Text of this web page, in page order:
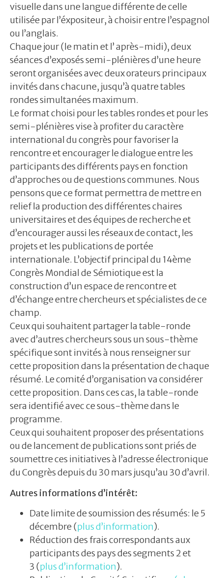
visuelle dans une langue différente de celle
utilisée par l’éxpositeur, à choisir entre l’espagnol
ou l’anglais.
Chaque jour (le matin et l’ après-midi), deux
séances d’exposés semi-plénières d’une heure
seront organisées avec deux orateurs principaux
invités dans chacune, jusqu’à quatre tables
rondes simultanées maximum.
Le format choisi pour les tables rondes et pour les
semi-plénières vise à profiter du caractère
international du congrès pour favoriser la
rencontre et encourager le dialogue entre les
participants des différents pays en fonction
d’approches ou de questions communes. Nous
pensons que ce format permettra de mettre en
relief la production des différentes chaires
universitaires et des équipes de recherche et
d’encourager aussi les réseaux de contact, les
projets et les publications de portée
internationale. L’objectif principal du 14ème
Congrès Mondial de Sémiotique est la
construction d’un espace de rencontre et
d’échange entre chercheurs et spécialistes de ce
champ.
Ceux qui souhaitent partager la table-ronde
avec d’autres chercheurs sous un sous-thème
spécifique sont invités à nous renseigner sur
cette proposition dans la présentation de chaque
résumé. Le comité d’organisation va considérer
cette proposition. Dans ces cas, la table-ronde
sera identifié avec ce sous-thème dans le
programme.
Ceux qui souhaitent proposer des présentations
ou de lancement de publications sont priés de
soumettre ces initiatives à l’adresse électronique
du Congrès depuis du 30 mars jusqu’au 30 d’avril.
Autres informations d’intérêt:
Date limite de soumission des résumés: le 5
décembre (plus d’information).
Réduction des frais correspondants aux
participants des pays des segments 2 et
3 (plus d’information).